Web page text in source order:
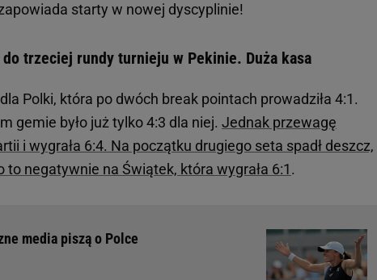
starty w nowej dyscyplinie!
do trzeciej rundy turnieju w Pekinie. Duża kasa
Polki, która po dwóch break pointach prowadziła 4:1.
gemie było już tylko 4:3 dla niej. Jednak przewagę
i wygrała 6:4. Na początku drugiego seta spadł deszcz,
to negatywnie na Świątek, która wygrała 6:1.
media piszą o Polce